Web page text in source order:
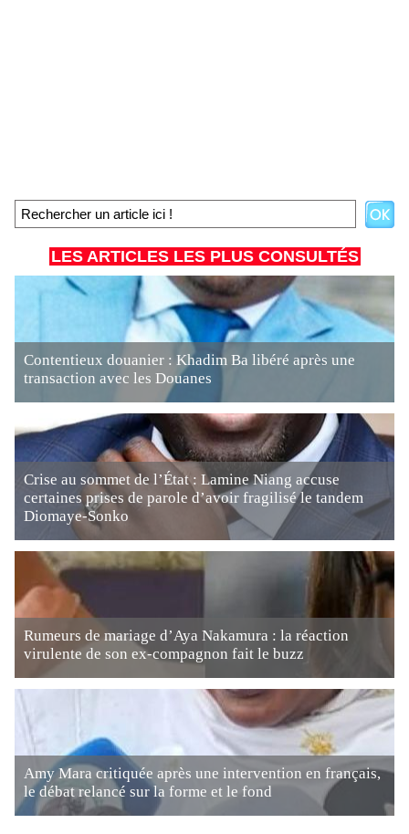
LES ARTICLES LES PLUS CONSULTÉS
Contentieux douanier : Khadim Ba libéré après une
transaction avec les Douanes
Crise au sommet de l’État : Lamine Niang accuse
certaines prises de parole d’avoir fragilisé le tandem
Diomaye-Sonko
Rumeurs de mariage d’Aya Nakamura : la réaction
virulente de son ex-compagnon fait le buzz
Amy Mara critiquée après une intervention en français,
le débat relancé sur la forme et le fond